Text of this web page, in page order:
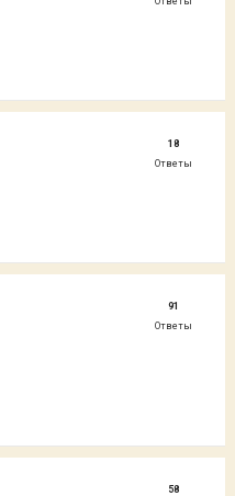
18
Ответы
91
Ответы
58